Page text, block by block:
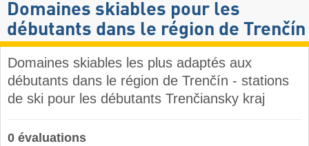
Domaines skiables pour les
débutants dans le région de Trenčín
Domaines skiables les plus adaptés aux
débutants dans le région de Trenčín - stations
de ski pour les débutants Trenčiansky kraj
0 évaluations